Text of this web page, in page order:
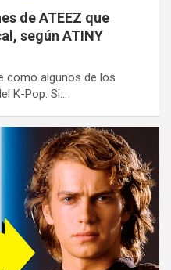
de ATEEZ que
según ATINY
como algunos de los
K-Pop. Si…